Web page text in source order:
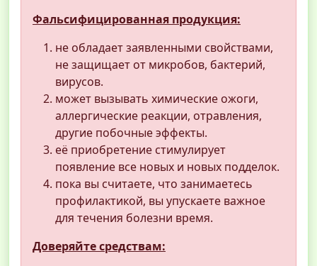
Фальсифицированная продукция:
не обладает заявленными свойствами,
не защищает от микробов, бактерий,
вирусов.
может вызывать химические ожоги,
аллергические реакции, отравления,
другие побочные эффекты.
её приобретение стимулирует
появление все новых и новых подделок.
пока вы считаете, что занимаетесь
профилактикой, вы упускаете важное
для течения болезни время.
Доверяйте средствам: